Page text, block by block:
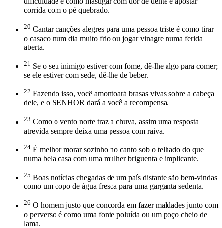
corrida com o pé quebrado.
20 Cantar canções alegres para uma pessoa triste é como tirar
o casaco num dia muito frio ou jogar vinagre numa ferida
aberta.
21 Se o seu inimigo estiver com fome, dê-lhe algo para comer;
se ele estiver com sede, dê-lhe de beber.
22 Fazendo isso, você amontoará brasas vivas sobre a cabeça
dele, e o SENHOR dará a você a recompensa.
23 Como o vento norte traz a chuva, assim uma resposta
atrevida sempre deixa uma pessoa com raiva.
24 É melhor morar sozinho no canto sob o telhado do que
numa bela casa com uma mulher briguenta e implicante.
25 Boas notícias chegadas de um país distante são bem-vindas
como um copo de água fresca para uma garganta sedenta.
26 O homem justo que concorda em fazer maldades junto com
o perverso é como uma fonte poluída ou um poço cheio de
lama.